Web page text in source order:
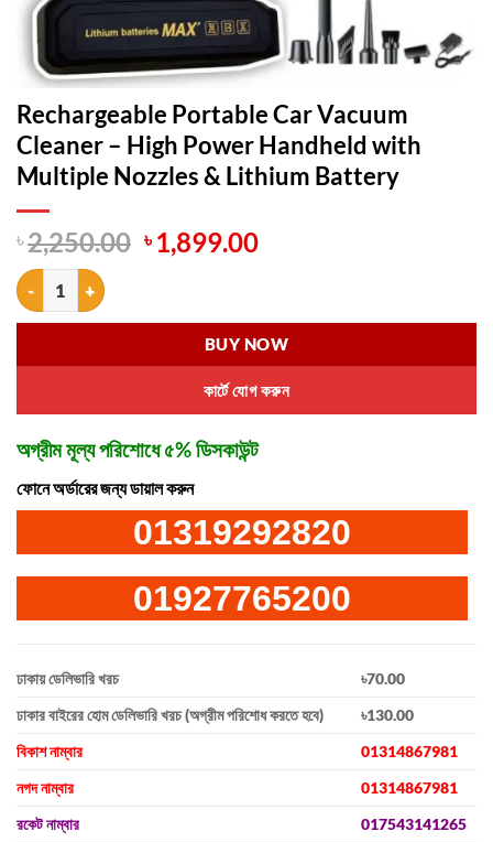
Rechargeable Portable Car Vacuum
Cleaner – High Power Handheld with
Multiple Nozzles & Lithium Battery
৳2,250.00 Original
price
৳ 2,250.00.
৳ 1,899.00Current
৳ 1,899.00.
Rechargeable Portable Car Vacuum Cleaner – High Power
কার্টে যোগ করুন
BUY NOW
অগ্রীম মূল্য পরিশোধে ৫% ডিসকাউন্ট
ফোনে অর্ডারের জন্য ডায়াল করুন
01319292820
01927765200
ঢাকায় ডেলিভারি খরচ
৳70.00
ঢাকার বাইরের হোম ডেলিভারি খরচ (অগ্রীম পরিশোধ করতে হবে)
৳130.00
বিকাশ নাম্বার
01314867981
নগদ নাম্বার
01314867981
রকেট নাম্বার
017543141265